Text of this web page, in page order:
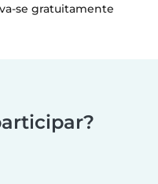
se gratuitamente